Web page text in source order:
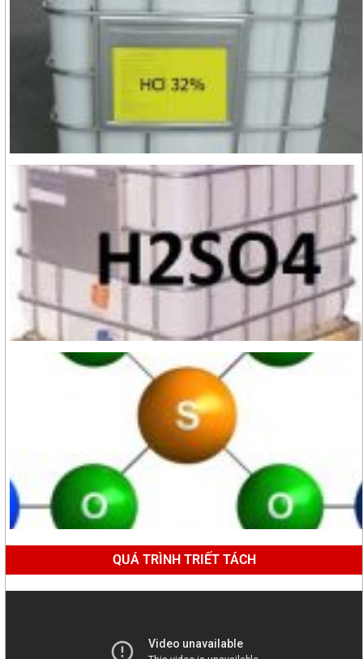
QUÁ TRÌNH TRIẾT TÁCH